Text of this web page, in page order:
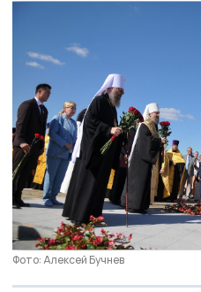
Фото: Алексей Бучнев